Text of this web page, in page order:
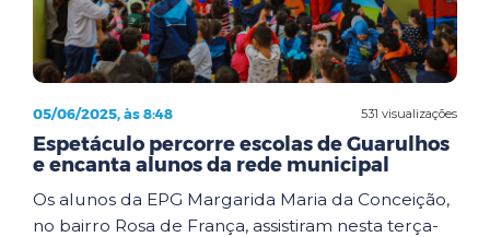
531 visualizações
05/06/2025, às 8:48
Espetáculo percorre escolas de Guarulhos
e encanta alunos da rede municipal
Os alunos da EPG Margarida Maria da Conceição,
no bairro Rosa de França, assistiram nesta terça-